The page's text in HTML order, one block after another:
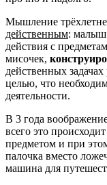
Мышление
действенным: малыш
действия с
мисочек,
действенных
целью, что
деятельности.
В 3 года
всего это
предметом и при
палочка вместо
машина для